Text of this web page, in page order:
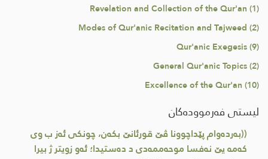
Revelation and Collection of the Qur'an (1)
Modes of Qur'anic Recitation and Tajweed (2)
Qur'anic Exegesis (9)
General Qur'anic Topics (2)
Excellence of the Qur'an (10)
لیستی فەرموودەکان
((به‌رده‌وام پێداچوونا ڤێ قورئانێ بكه‌ن، چونكی ئه‌ز ب وی
كه‌مه‌ یێ نه‌فسا موحه‌ممه‌دی د ده‌ستیدا؛ ئه‌و زویتر ژ بیرا